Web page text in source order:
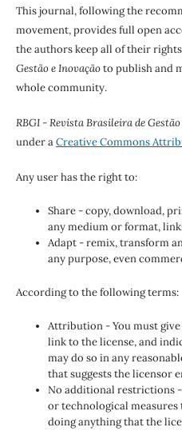
This journal, following the
movement, provides full open
the authors keep all of their
Gestão e Inovaçãoto publish and
whole community.
RBGI - Revista Brasileira de
under aCreative Commons
Any user has the right to:
Share - copy, download,
any medium or format,
Adapt - remix, transform
any purpose, even
According to the following terms:
Attribution - You must
link to the license, and
may do so in any
that suggests the licensor
No additional restrictions
or technological
doing anything that the